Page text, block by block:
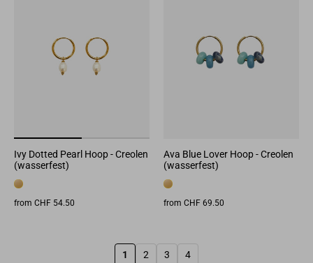
Ivy Dotted Pearl Hoop - Creolen
(wasserfest)
from CHF 54.50
Ava Blue Lover Hoop - Creolen
(wasserfest)
from CHF 69.50
1 2 3 4